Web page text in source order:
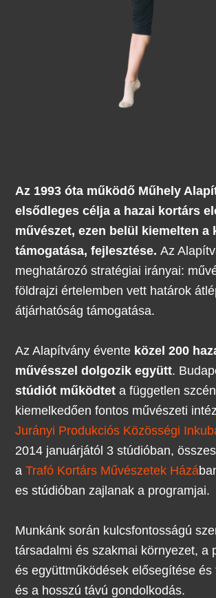
Az 1993 óta működő Műhely
elsődleges célja a hazai kortárs
művészet, ezen belül kiemelten a
támogatása, fejlesztése.Az
meghatározó stratégiai irányai:
földrajzi értelemben vett határok
átjárhatóság támogatása.
Az Alapítvány évente közel 200
művésszel dolgozik együtt.
stúdiót működtet a független
kiemelkedően fontos művészeti
Jurányi Produkciós Közösségi
2014 januárjától 3 stúdióban,
aTrafó Kortárs Művészetek Házá
es stúdióban zajlanak a programjai.
Munkánk során kulcsfontosságú
társadalmi és szakmai környezet, a
és együttműködések elősegítése és
és a hosszú távú gondolkodás.